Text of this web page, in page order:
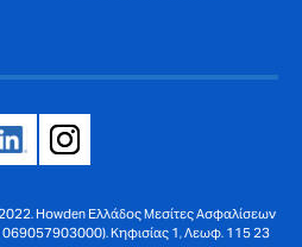
Howden Ελλάδος Μεσίτες Ασφαλίσεων
Κηφισίας 1, Λεωφ. 115 23